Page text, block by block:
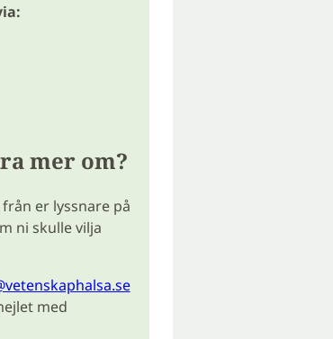
mer om?
er lyssnare på
ni skulle vilja
med